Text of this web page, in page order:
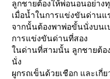
ลูกชายต้องให้พ่อนอนอย่าง
เมื่อน้ำในการแข่งขันด่านแ
จากนั้นต้องพาพ่อขั้นนั่งบนเ
การแข่งขันด่านที่สอง
นด่านที่สามนั้น ลูกชายต้อ
นั่ง
ผูกรถเข็นด้วยเชือก และเกี่